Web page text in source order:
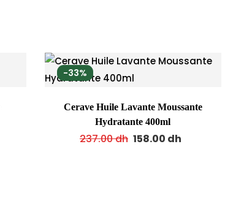
-33%
Cerave Huile Lavante Moussante
Hydratante 400ml
237.00dh 158.00 dh